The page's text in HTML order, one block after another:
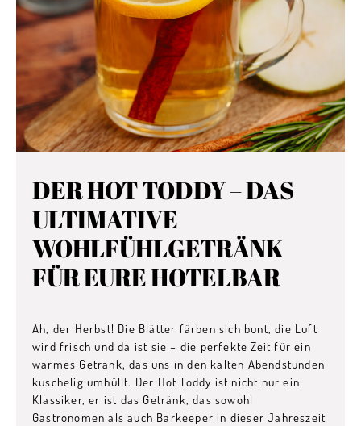
DER HOT TODDY – DAS
ULTIMATIVE
WOHLFÜHLGETRÄNK
FÜR EURE HOTELBAR
Ah, der Herbst! Die Blätter färben sich bunt, die Luft
wird frisch und da ist sie – die perfekte Zeit für ein
warmes Getränk, das uns in den kalten Abendstunden
kuschelig umhüllt. Der Hot Toddy ist nicht nur ein
Klassiker, er ist das Getränk, das sowohl
Gastronomen als auch Barkeeper in dieser Jahreszeit